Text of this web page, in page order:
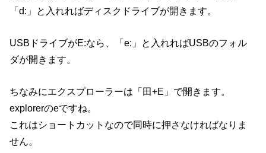
「d:」と入れればディスクドライブが開きます。
USBドライブがE:なら、「e:」と入れればUSBのフォル
ダが開きます。
ちなみにエクスプローラーは「田+E」で開きます。
explorerのeですね。
これはショートカットなので同時に押さなければなりま
せん。